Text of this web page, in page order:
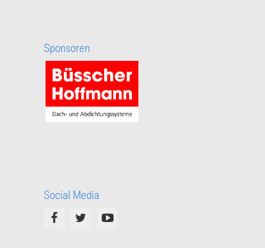
Sponsoren
Social Media